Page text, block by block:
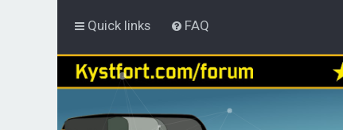
Quick links FAQ